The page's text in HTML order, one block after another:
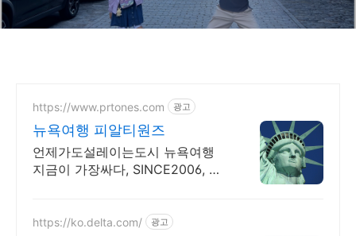
https://www.prtones.com 광고
뉴욕여행 피알티원즈
언제가도설레이는도시 뉴욕여행
지금이 가장싸다, SINCE2006, 미
https://ko.delta.com/ 광고